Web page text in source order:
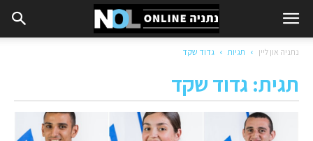
נתניה און ליין תגיות גדוד שקד
תגית: גדוד שקד